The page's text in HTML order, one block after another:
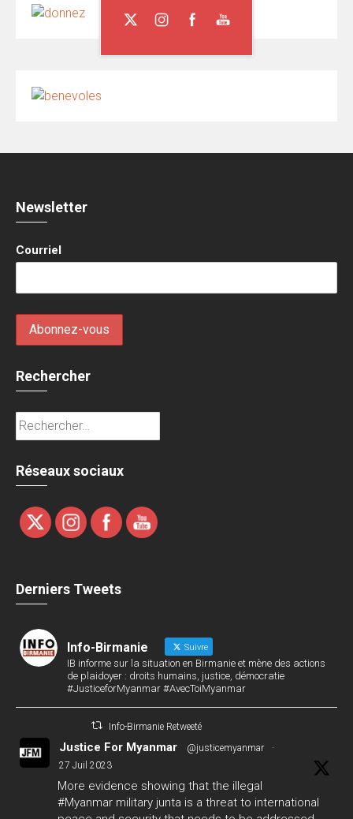
Newsletter
Courriel
Rechercher
Rechercher :
Réseaux sociaux
Derniers Tweets
Info-Birmanie Suivre
IB informe sur la situation en Birmanie et mène des actions
de plaidoyer : droits humains, justice, démocratie
#JusticeforMyanmar #AvecToiMyanmar
Info-Birmanie Retweeté
Justice For Myanmar @justicemyanmar
·
27 Juil 2023
More evidence showing that the illegal
#Myanmar military junta is a threat to international